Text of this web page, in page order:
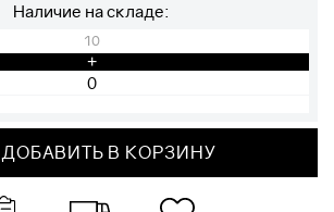
Наличие на складе:
10
+
ДОБАВИТЬ В КОРЗИНУ